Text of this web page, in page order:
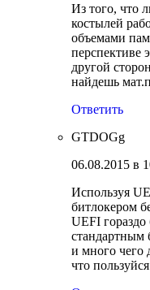
Из того, что
костылей
объемами
перспективе
другой
найдешь
Ответить
GTDOGg
06.08.2015 в
Используя
битлокером
UEFI гораздо
стандартным
и много чего
что